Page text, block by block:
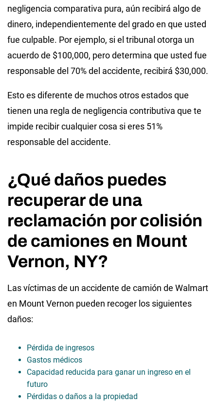
negligencia comparativa pura, aún recibirá algo de
dinero, independientemente del grado en que usted
fue culpable. Por ejemplo, si el tribunal otorga un
acuerdo de $100,000, pero determina que usted fue
responsable del 70% del accidente, recibirá $30,000.
Esto es diferente de muchos otros estados que
tienen una regla de negligencia contributiva que te
impide recibir cualquier cosa si eres 51%
responsable del accidente.
¿Qué daños puedes
recuperar de una
reclamación por colisión
de camiones en Mount
Vernon, NY?
Las víctimas de un accidente de camión de Walmart
en Mount Vernon pueden recoger los siguientes
daños:
Pérdida de ingresos
Gastos médicos
Capacidad reducida para ganar un ingreso en el
futuro
Pérdidas o daños a la propiedad